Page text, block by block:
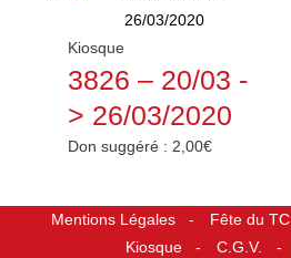
Kiosque
3826 – 20/03 -
> 26/03/2020
Don suggéré :2,00€
Mentions Légales Fête du TC
Kiosque
C.G.V.